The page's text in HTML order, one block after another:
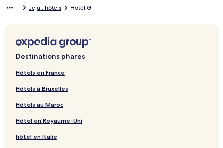
Jeju : hôtels Hotel G
Destinations phares
Hôtels en France
Hôtels à Bruxelles
Hôtels au Maroc
Hôtel en Royaume-Uni
hôtel en Italie